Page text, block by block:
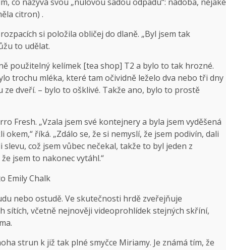
citron) .
si položila obličej do dlaně. „Byl jsem tak
to udělat.
použitelný kelímek [tea shop] T2 a bylo to tak hrozné.
trochu mléka, které tam očividně leželo dva nebo tři dny
dveří. – bylo to ošklivé. Takže ano, bylo to prostě
Fresh. „Vzala jsem své kontejnery a byla jsem vyděšená
říká. „Zdálo se, že si nemyslí, že jsem podivín, dali
což jsem vůbec nečekal, takže to byl jeden z
​​jsem to nakonec vytáhl.“
Emily Chalk
nebo ostudě. Ve skutečnosti hrdě zveřejňuje
sítích, včetně nejnověji videoprohlídek stejných skříní,
strun k již tak plné smyčce Miriamy. Je známá tím, že